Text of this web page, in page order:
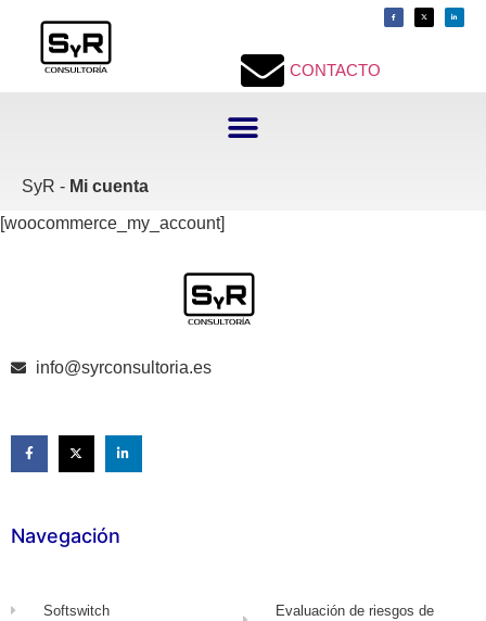
CONTACTO
SyR - Mi cuenta
[woocommerce_my_account]
info@syrconsultoria.es
Navegación
Softswitch
Evaluación de riesgos de